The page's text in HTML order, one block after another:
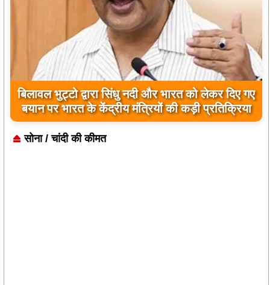
बिलावल भुट्टो द्वारा सिंधु नदी और भारत को लेकर दिए गए
बयान पर भारत के केंद्रीय मंत्रियों की कड़ी प्रतिक्रिया
सोना / चांदी की कीमत